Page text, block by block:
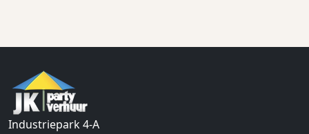
Industriepark 4-A